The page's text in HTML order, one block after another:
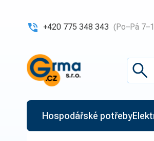
+420 775 348 343 (Po–Pá
Hospodářské potřeby